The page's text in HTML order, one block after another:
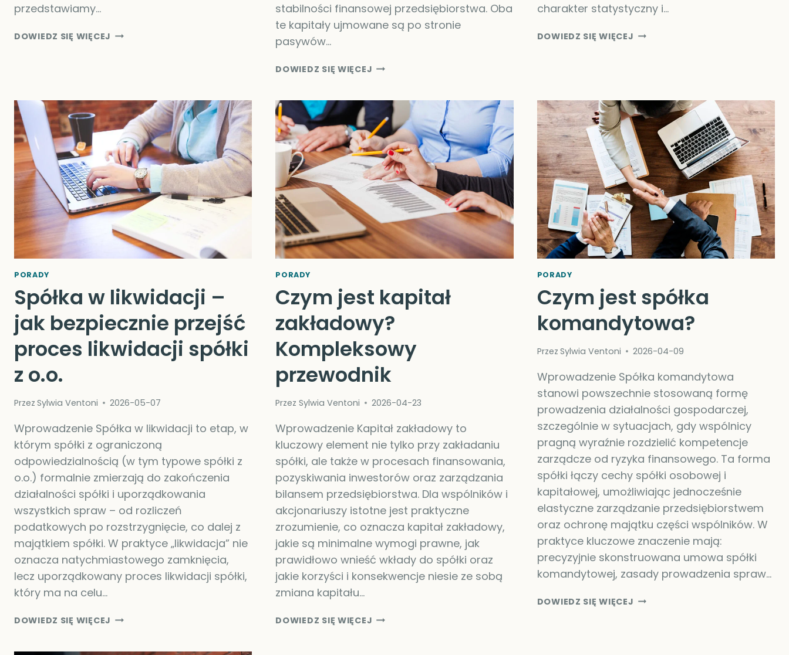
przedstawiamy…
DOWIEDZ SIĘ WIĘCEJ ZMIANA
PRZEDSIĘBIORCY
stabilności finansowej przedsiębiorstwa. Oba
te kapitały ujmowane są po stronie
pasywów…
DOWIEDZ SIĘ WIĘCEJ KAPITAŁ
REZERWOWY
–
KLUCZOWE
RÓŻNICE
I
ICH
ZNACZENIE
W
PRAKTYCE
charakter statystyczny i…
DOWIEDZ SIĘ WIĘCEJ PKD
I
ICH
NIEUSTANNA
ROLA
W
DZIAŁALNOŚCI
GOSPODARCZEJ
PORADY
Spółka w likwidacji –
jak bezpiecznie przejść
proces likwidacji spółki
z o.o.
Przez Sylwia Ventoni 2026-05-07
Wprowadzenie Spółka w likwidacji to etap, w
którym spółki z ograniczoną
odpowiedzialnością (w tym typowe spółki z
o.o.) formalnie zmierzają do zakończenia
działalności spółki i uporządkowania
wszystkich spraw – od rozliczeń
podatkowych po rozstrzygnięcie, co dalej z
majątkiem spółki. W praktyce „likwidacja” nie
oznacza natychmiastowego zamknięcia,
lecz uporządkowany proces likwidacji spółki,
który ma na celu…
DOWIEDZ SIĘ WIĘCEJ SPÓŁKA
PORADY
Czym jest kapitał
zakładowy?
Kompleksowy
przewodnik
Przez Sylwia Ventoni 2026-04-23
Wprowadzenie Kapitał zakładowy to
kluczowy element nie tylko przy zakładaniu
spółki, ale także w procesach finansowania,
pozyskiwania inwestorów oraz zarządzania
bilansem przedsiębiorstwa. Dla wspólników i
akcjonariuszy istotne jest praktyczne
zrozumienie, co oznacza kapitał zakładowy,
jakie są minimalne wymogi prawne, jak
prawidłowo wnieść wkłady do spółki oraz
jakie korzyści i konsekwencje niesie ze sobą
zmiana kapitału…
DOWIEDZ SIĘ WIĘCEJ CZYM
PORADY
Czym jest spółka
komandytowa?
Przez Sylwia Ventoni 2026-04-09
Wprowadzenie Spółka komandytowa
stanowi powszechnie stosowaną formę
prowadzenia działalności gospodarczej,
szczególnie w sytuacjach, gdy wspólnicy
pragną wyraźnie rozdzielić kompetencje
zarządcze od ryzyka finansowego. Ta forma
spółki łączy cechy spółki osobowej i
kapitałowej, umożliwiając jednocześnie
elastyczne zarządzanie przedsiębiorstwem
oraz ochronę majątku części wspólników. W
praktyce kluczowe znaczenie mają:
precyzyjnie skonstruowana umowa spółki
komandytowej, zasady prowadzenia spraw…
DOWIEDZ SIĘ WIĘCEJ CZYM